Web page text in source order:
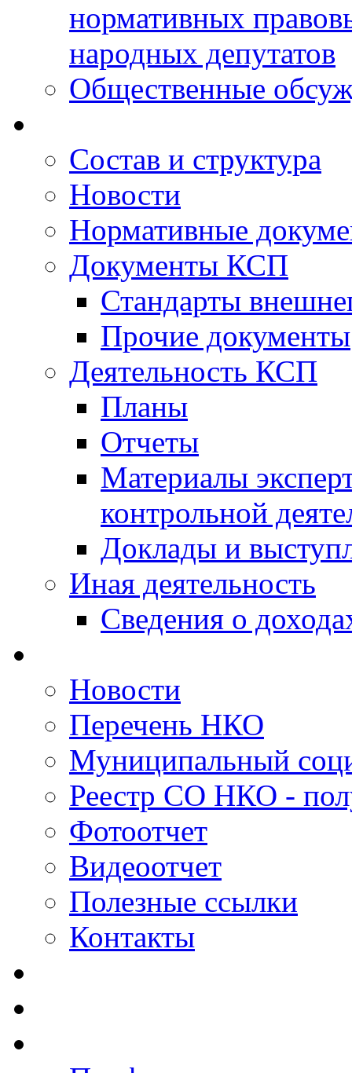
нормативных
народных депутатов
Общественные
Состав и структура
Новости
Нормативные
Документы КСП
Стандарты
Прочие документы
Деятельность КСП
Планы
Отчеты
Материалы
контрольной
Доклады и
Иная деятельность
Сведения о
Новости
Перечень НКО
Муниципальный
Реестр СО НКО -
Фотоотчет
Видеоотчет
Полезные ссылки
Контакты